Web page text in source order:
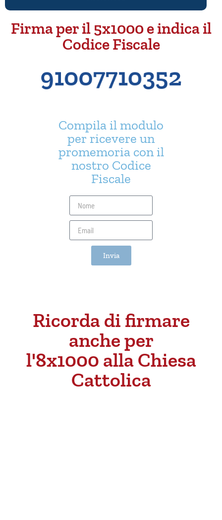
Firma per il 5x1000 e indica il
Codice Fiscale
91007710352
Compila il modulo
per ricevere un
promemoria con il
nostro Codice
Fiscale
Invia
Ricorda di firmare
anche per
l'8x1000 alla Chiesa
Cattolica